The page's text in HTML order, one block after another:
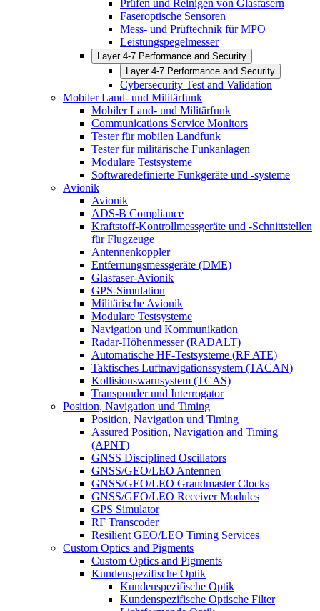
Prüfen und Reinigen von Glasfasern
Faseroptische Sensoren
Mess- und Prüftechnik für MPO
Leistungspegelmesser
Layer 4-7 Performance and Security
Layer 4-7 Performance and Security
Cybersecurity Test and Validation
Mobiler Land- und Militärfunk
Mobiler Land- und Militärfunk
Communications Service Monitors
Tester für mobilen Landfunk
Tester für militärische Funkanlagen
Modulare Testsysteme
Softwaredefinierte Funkgeräte und -systeme
Avionik
Avionik
ADS-B Compliance
Kraftstoff-Kontrollmessgeräte und -Schnittstellen
für Flugzeuge
Antennenkoppler
Entfernungsmessgeräte (DME)
Glasfaser-Avionik
GPS-Simulation
Militärische Avionik
Modulare Testsysteme
Navigation und Kommunikation
Radar-Höhenmesser (RADALT)
Automatische HF-Testsysteme (RF ATE)
Taktisches Luftnavigationssystem (TACAN)
Kollisionswarnsystem (TCAS)
Transponder und Interrogator
Position, Navigation und Timing
Position, Navigation und Timing
Assured Position, Navigation and Timing
(APNT)
GNSS Disciplined Oscillators
GNSS/GEO/LEO Antennen
GNSS/GEO/LEO Grandmaster Clocks
GNSS/GEO/LEO Receiver Modules
GPS Simulator
RF Transcoder
Resilient GEO/LEO Timing Services
Custom Optics and Pigments
Custom Optics and Pigments
Kundenspezifische Optik
Kundenspezifische Optik
Kundenspezifische Optische Filter